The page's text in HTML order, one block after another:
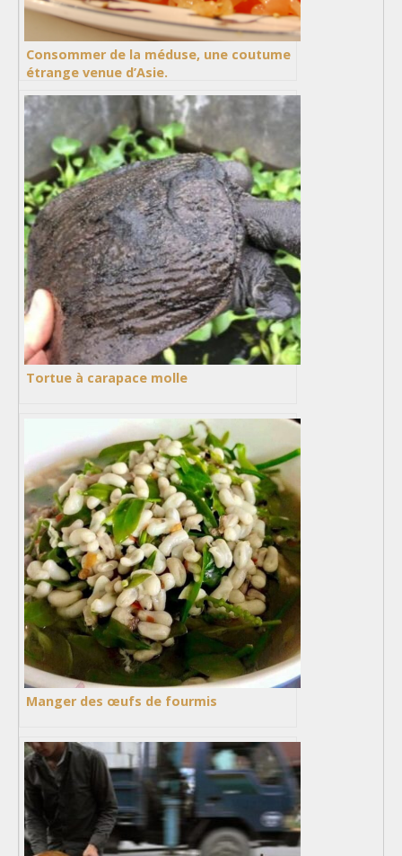
Consommer de la méduse, une coutume
étrange venue d’Asie.
Tortue à carapace molle
Manger des œufs de fourmis